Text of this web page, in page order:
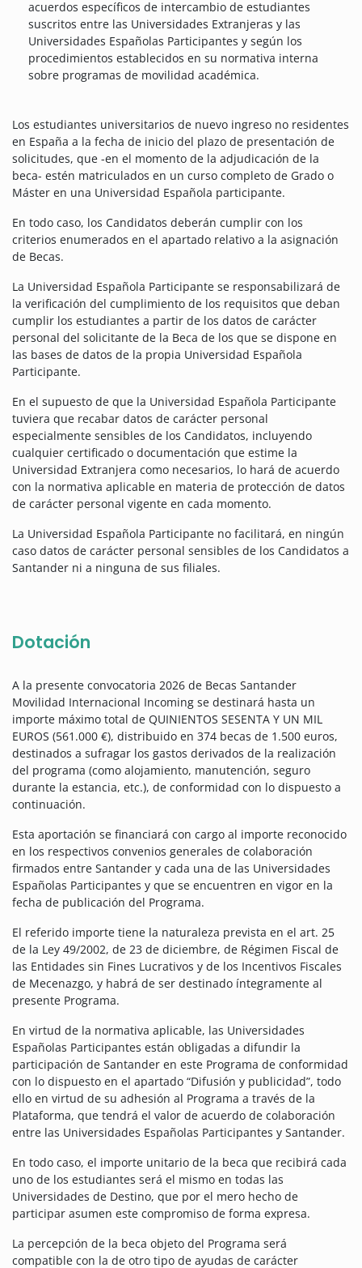
acuerdos específicos de intercambio de estudiantes
suscritos entre las Universidades Extranjeras y las
Universidades Españolas Participantes y según los
procedimientos establecidos en su normativa interna
sobre programas de movilidad académica.
Los estudiantes universitarios de nuevo ingreso no residentes
en España a la fecha de inicio del plazo de presentación de
solicitudes, que -en el momento de la adjudicación de la
beca- estén matriculados en un curso completo de Grado o
Máster en una Universidad Española participante.
En todo caso, los Candidatos deberán cumplir con los
criterios enumerados en el apartado relativo a la asignación
de Becas.
La Universidad Española Participante se responsabilizará de
la verificación del cumplimiento de los requisitos que deban
cumplir los estudiantes a partir de los datos de carácter
personal del solicitante de la Beca de los que se dispone en
las bases de datos de la propia Universidad Española
Participante.
En el supuesto de que la Universidad Española Participante
tuviera que recabar datos de carácter personal
especialmente sensibles de los Candidatos, incluyendo
cualquier certificado o documentación que estime la
Universidad Extranjera como necesarios, lo hará de acuerdo
con la normativa aplicable en materia de protección de datos
de carácter personal vigente en cada momento.
La Universidad Española Participante no facilitará, en ningún
caso datos de carácter personal sensibles de los Candidatos a
Santander ni a ninguna de sus filiales.
Dotación
A la presente convocatoria 2026 de Becas Santander
Movilidad Internacional Incoming se destinará hasta un
importe máximo total de QUINIENTOS SESENTA Y UN MIL
EUROS (561.000 €), distribuido en 374 becas de 1.500 euros,
destinados a sufragar los gastos derivados de la realización
del programa (como alojamiento, manutención, seguro
durante la estancia, etc.), de conformidad con lo dispuesto a
continuación.
Esta aportación se financiará con cargo al importe reconocido
en los respectivos convenios generales de colaboración
firmados entre Santander y cada una de las Universidades
Españolas Participantes y que se encuentren en vigor en la
fecha de publicación del Programa.
El referido importe tiene la naturaleza prevista en el art. 25
de la Ley 49/2002, de 23 de diciembre, de Régimen Fiscal de
las Entidades sin Fines Lucrativos y de los Incentivos Fiscales
de Mecenazgo, y habrá de ser destinado íntegramente al
presente Programa.
En virtud de la normativa aplicable, las Universidades
Españolas Participantes están obligadas a difundir la
participación de Santander en este Programa de conformidad
con lo dispuesto en el apartado “Difusión y publicidad”, todo
ello en virtud de su adhesión al Programa a través de la
Plataforma, que tendrá el valor de acuerdo de colaboración
entre las Universidades Españolas Participantes y Santander.
En todo caso, el importe unitario de la beca que recibirá cada
uno de los estudiantes será el mismo en todas las
Universidades de Destino, que por el mero hecho de
participar asumen este compromiso de forma expresa.
La percepción de la beca objeto del Programa será
compatible con la de otro tipo de ayudas de carácter